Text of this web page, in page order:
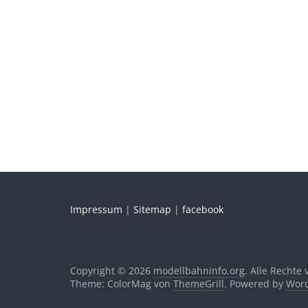
Impressum | Sitemap | facebook
Copyright © 2026 modellbahninfo.org. Alle Rechte
Theme: ColorMag von ThemeGrill. Powered by